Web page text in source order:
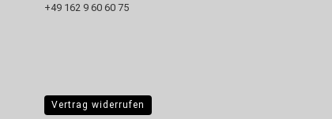
+49 162 9 60 60 75
Vertrag widerrufen